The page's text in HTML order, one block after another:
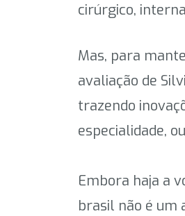
cirúrgico,
Mas, para
avaliação de
trazendo
especialidade,
Embora haja a
brasil não é um